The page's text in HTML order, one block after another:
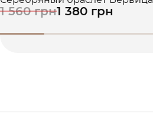
1 560 грн1 380 грн